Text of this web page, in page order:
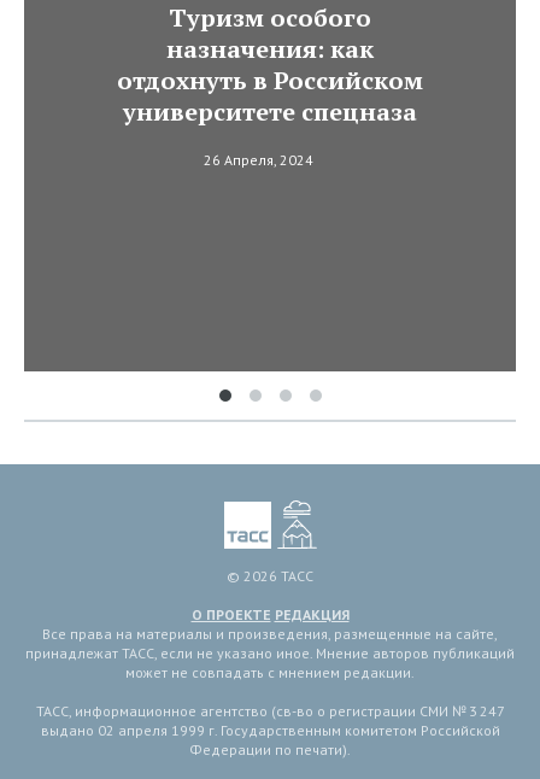
Туризм особого
назначения: как
отдохнуть в Российском
университете спецназа
26 Апреля, 2024
© 2026 ТАСС
О ПРОЕКТЕ РЕДАКЦИЯ
Все права на материалы и произведения, размещенные на сайте,
принадлежат ТАСС, если не указано иное. Мнение авторов публикаций
может не совпадать с мнением редакции.
ТАСС, информационное агентство (св-во о регистрации СМИ № 3 247
выдано 02 апреля 1999 г. Государственным комитетом Российской
Федерации по печати).